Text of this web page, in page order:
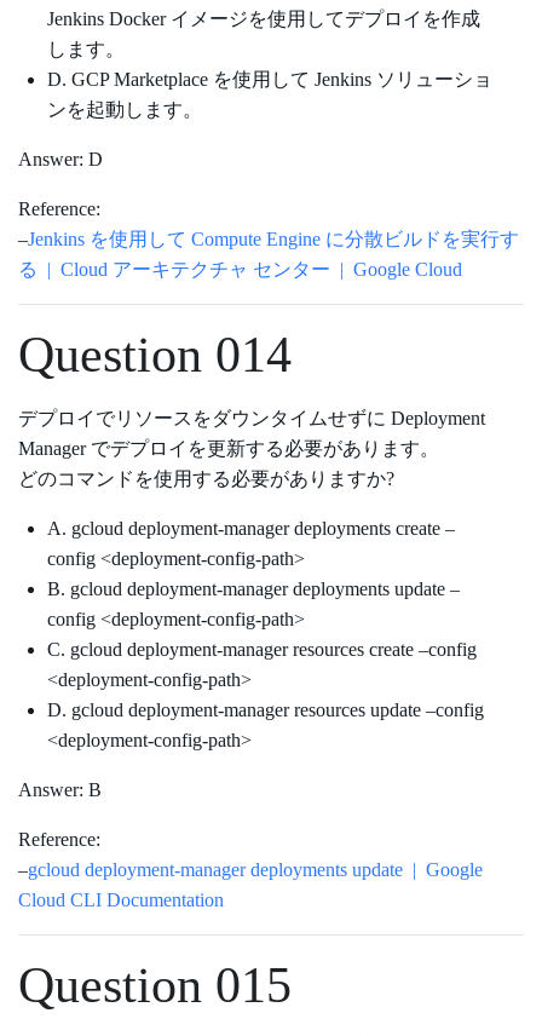
Jenkins Docker イメージを使用してデプロイを作成
します。
D. GCP Marketplace を使用して Jenkins ソリューショ
ンを起動します。
Answer: D
Reference:
–Jenkins を使用して Compute Engine に分散ビルドを実行す
る | Cloud アーキテクチャ センター | Google Cloud
Question 014
デプロイでリソースをダウンタイムせずに Deployment
Manager でデプロイを更新する必要があります。
どのコマンドを使用する必要がありますか?
A. gcloud deployment-manager deployments create –
config <deployment-config-path>
B. gcloud deployment-manager deployments update –
config <deployment-config-path>
C. gcloud deployment-manager resources create –config
<deployment-config-path>
D. gcloud deployment-manager resources update –config
<deployment-config-path>
Answer: B
Reference:
–gcloud deployment-manager deployments update | Google
Cloud CLI Documentation
Question 015